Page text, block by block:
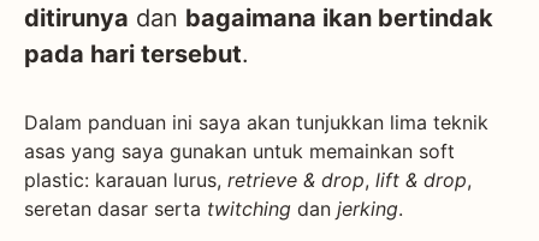
ditirunya dan bagaimana ikan bertindak
pada hari tersebut.
Dalam panduan ini saya akan tunjukkan lima teknik
asas yang saya gunakan untuk memainkan soft
plastic: karauan lurus, retrieve & drop, lift & drop,
seretan dasar serta twitching dan jerking.